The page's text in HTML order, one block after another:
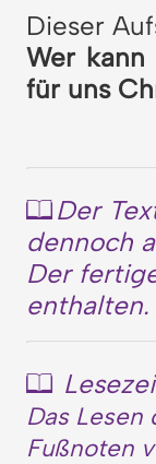
Dieser
Wer
für uns
📖Der
dennoch
Der
enthalten.
📖
Das Lesen
Fußnoten